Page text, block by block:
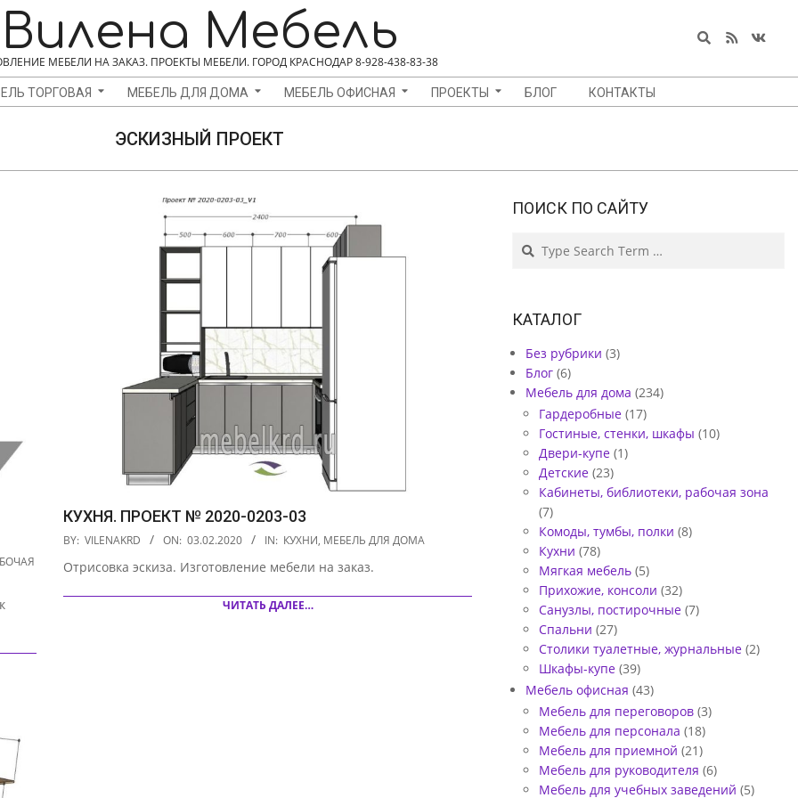
Вилена Мебель
МЕБЕЛИ НА ЗАКАЗ. ПРОЕКТЫ МЕБЕЛИ. ГОРОД КРАСНОДАР 8-928-438-83-38
Search
ТОРГОВАЯ МЕБЕЛЬ ДЛЯ ДОМА МЕБЕЛЬ ОФИСНАЯ ПРОЕКТЫ БЛОГ КОНТАКТЫ
ЭСКИЗНЫЙ ПРОЕКТ
КУХНЯ. ПРОЕКТ № 2020-0203-03
2020-
03
BY: VILENAKRD ON: 03.02.2020 IN: КУХНИ, МЕБЕЛЬ ДЛЯ ДОМА
Отрисовка эскиза. Изготовление мебели на заказ.
ЧИТАТЬ ДАЛЕЕ…
ПОИСК ПО САЙТУ
Search
КАТАЛОГ
Без рубрики (3)
Блог (6)
Мебель для дома (234)
Гардеробные (17)
Гостиные, стенки, шкафы (10)
Двери-купе (1)
Детские (23)
Кабинеты, библиотеки, рабочая зона
(7)
Комоды, тумбы, полки (8)
Кухни (78)
Мягкая мебель (5)
Прихожие, консоли (32)
Санузлы, постирочные (7)
Спальни (27)
Столики туалетные, журнальные (2)
Шкафы-купе (39)
Мебель офисная (43)
Мебель для переговоров (3)
Мебель для персонала (18)
Мебель для приемной (21)
Мебель для руководителя (6)
Мебель для учебных заведений (5)